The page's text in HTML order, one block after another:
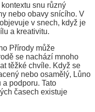
snu různý
nebo obavy snícího. V
v snech, když je
a kreativitu.
Přírody může
se nachází mnoho
těžké chvíle. Když se
nebo osamělý, Lůno
podporu. Tato
časech existuje